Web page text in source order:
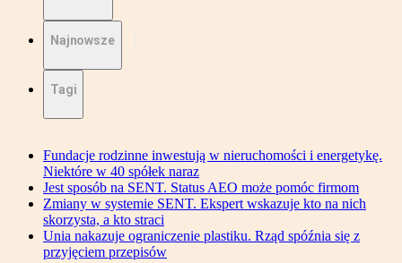
Najnowsze
Tagi
Fundacje rodzinne inwestują w nieruchomości i energetykę.
Niektóre w 40 spółek naraz
Jest sposób na SENT. Status AEO może pomóc firmom
Zmiany w systemie SENT. Ekspert wskazuje kto na nich
skorzysta, a kto straci
Unia nakazuje ograniczenie plastiku. Rząd spóźnia się z
przyjęciem przepisów